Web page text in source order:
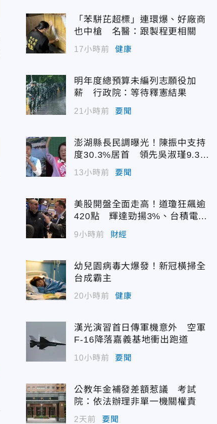
「苯駢芘超標」連環爆、好廠商
也中槍 名醫：跟製程更相關
17小時前 健康
明年度總預算未編列志願役加
薪 行政院：等待釋憲結果
21小時前 要聞
澎湖縣長民調曝光！陳振中支持
度30.3%居首 領先吳淑瑾9.3個
百分點
13小時前 要聞
美股開盤全面走高！道瓊狂飆逾
420點 輝達勁揚3%、台積電A
DR續強
9小時前 財經
幼兒園病毒大爆發！新冠橫掃全
台成霸主
20小時前 健康
漢光演習首日傳軍機意外 空軍
F-16降落嘉義基地衝出跑道
10小時前 要聞
公教年金補發差額惹議 考試
院：依法辦理非單一機關權責
2天前 要聞